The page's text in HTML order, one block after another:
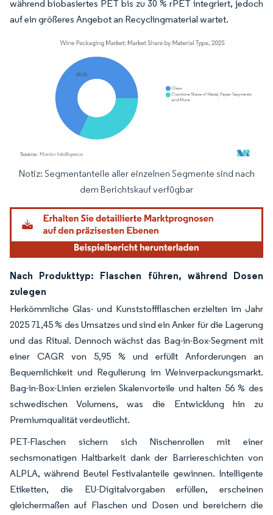
während biobasiertes PET bis zu 30 % rPET integriert, jedoch
auf ein größeres Angebot an Recyclingmaterial wartet.
Bild © Mordor Intelligence. Wiederverwendung erfordert Namensnennung
Notiz: Segmentanteile aller einzelnen Segmente sind nach
dem Berichtskauf verfügbar
Nach Produkttyp: Flaschen führen, während Dosen
zulegen
Herkömmliche Glas- und Kunststoffflaschen erzielten im Jahr
2025 71,45 % des Umsatzes und sind ein Anker für die Lagerung
und das Ritual. Dennoch wächst das Bag-in-Box-Segment mit
einer CAGR von 5,95 % und erfüllt Anforderungen an
Bequemlichkeit und Regulierung im Weinverpackungsmarkt.
Bag-in-Box-Linien erzielen Skalenvorteile und halten 56 % des
schwedischen Volumens, was die Entwicklung hin zu
Premiumqualität verdeutlicht.
PET-Flaschen sichern sich Nischenrollen mit einer
sechsmonatigen Haltbarkeit dank der Barriereschichten von
ALPLA, während Beutel Festivalanteile gewinnen. Intelligente
Etiketten, die EU-Digitalvorgaben erfüllen, erscheinen
gleichermaßen auf Flaschen und Dosen und bereichern die